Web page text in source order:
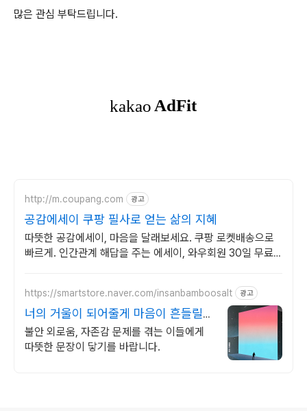
많은 관심 부탁드립니다.
http://m.coupang.com 광고
공감에세이 쿠팡 필사로 얻는 삶의 지혜
따뜻한 공감에세이, 마음을 달래보세요. 쿠팡 로켓배송으로
빠르게. 인간관계 해답을 주는 에세이, 와우회원 30일 무료
https://smartstore.naver.com/insanbamboosalt 광고
너의 거울이 되어줄게 마음이 흔들릴
때 위로가되는
불안 외로움, 자존감 문제를 겪는 이들에게
따뜻한 문장이 닿기를 바랍니다.